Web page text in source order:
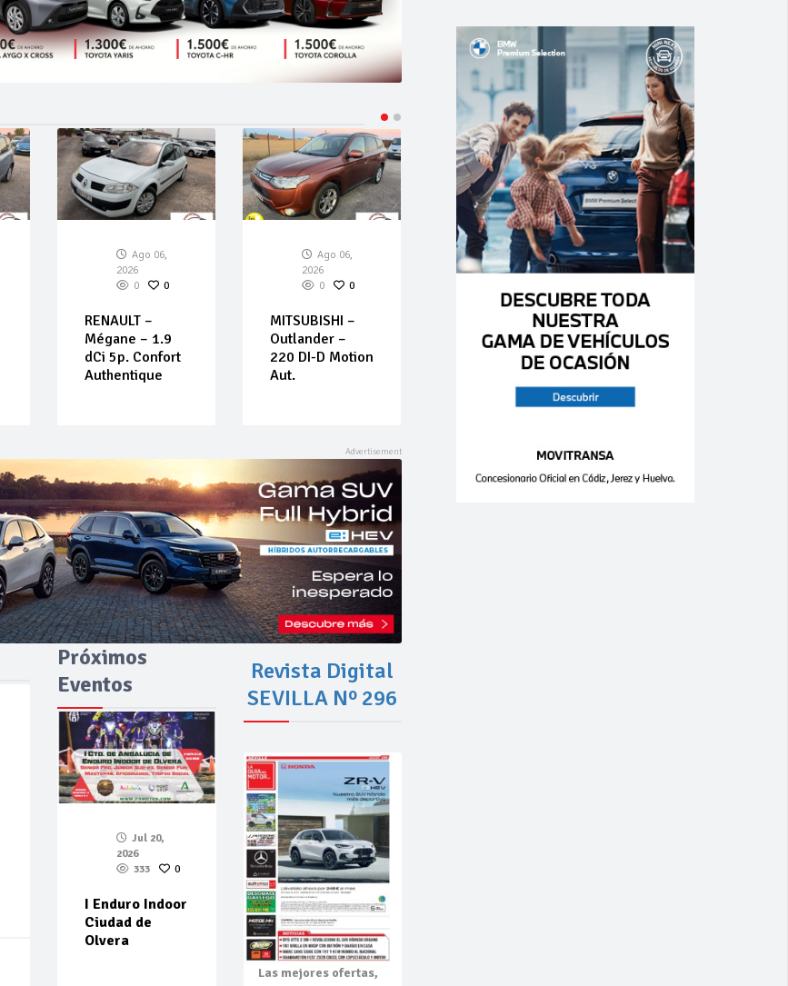
Ago 06,
2026
0
0
RENAULT –
Mégane – 1.9
dCi 5p. Confort
Authentique
Ago 06,
2026
0
0
MITSUBISHI –
Outlander –
220 DI-D Motion
Aut.
Ago 06,
2026
VOLVO – S60 B4
2.0 FWD Core
AUTO 197cv
2026
Captur
Próximos
Eventos
Jul 20,
2026
333
0
I Enduro Indoor
Ciudad de
Olvera
Revista Digital
SEVILLA Nº 296
Las mejores ofertas,